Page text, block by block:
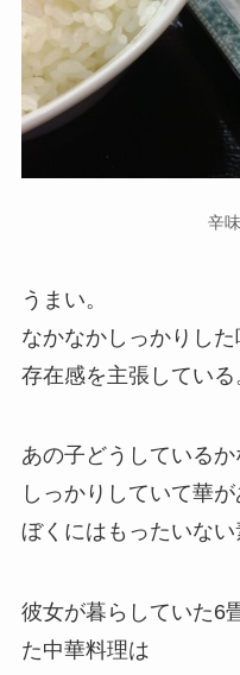
辛
うまい。
なかなかしっかりした
存在感を主張している
あの子どうしているか
しっかりしていて華が
ぼくにはもったいない
彼女が暮らしていた6
た中華料理は